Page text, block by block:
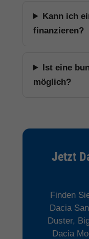
Kann ich
finanzieren?
Ist eine
möglich?
Jetzt
Finden
Dacia
Duster,
Dacia